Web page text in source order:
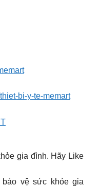
bi-y-te-memart
gia đình. Hãy Like
bảo vệ sức khỏe gia